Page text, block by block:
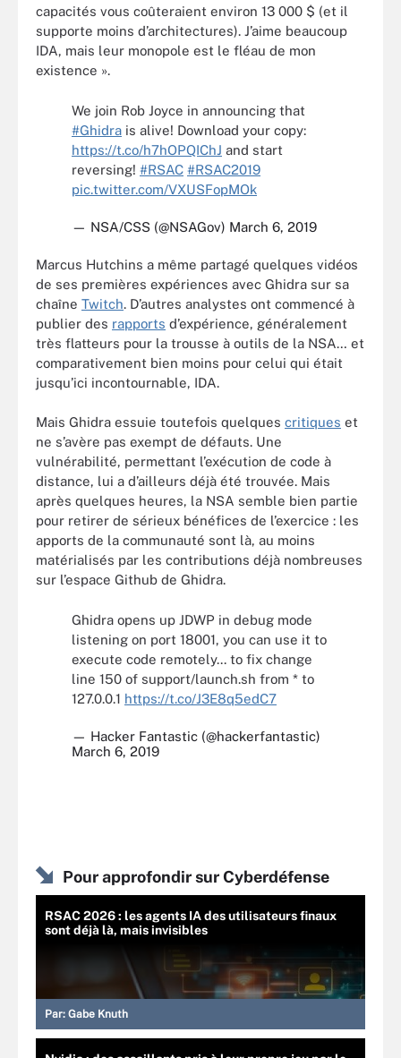
capacités vous coûteraient environ 13 000 $ (et il
supporte moins d’architectures). J’aime beaucoup
IDA, mais leur monopole est le fléau de mon
existence ».
We join Rob Joyce in announcing that
#Ghidra is alive! Download your copy:
https://t.co/h7hOPQIChJ and start
reversing! #RSAC #RSAC2019
pic.twitter.com/VXUSFopMOk
— NSA/CSS (@NSAGov) March 6, 2019
Marcus Hutchins a même partagé quelques vidéos
de ses premières expériences avec Ghidra sur sa
chaîne Twitch. D’autres analystes ont commencé à
publier des rapports d’expérience, généralement
très flatteurs pour la trousse à outils de la NSA… et
comparativement bien moins pour celui qui était
jusqu’ici incontournable, IDA.
Mais Ghidra essuie toutefois quelques critiques et
ne s’avère pas exempt de défauts. Une
vulnérabilité, permettant l’exécution de code à
distance, lui a d’ailleurs déjà été trouvée. Mais
après quelques heures, la NSA semble bien partie
pour retirer de sérieux bénéfices de l’exercice : les
apports de la communauté sont là, au moins
matérialisés par les contributions déjà nombreuses
sur l’espace Github de Ghidra.
Ghidra opens up JDWP in debug mode
listening on port 18001, you can use it to
execute code remotely... to fix change
line 150 of support/launch.sh from * to
127.0.0.1 https://t.co/J3E8q5edC7
— Hacker Fantastic (@hackerfantastic)
March 6, 2019
Pour approfondir sur Cyberdéfense
RSAC 2026 : les agents IA des utilisateurs finaux
sont déjà là, mais invisibles
Par: Gabe Knuth